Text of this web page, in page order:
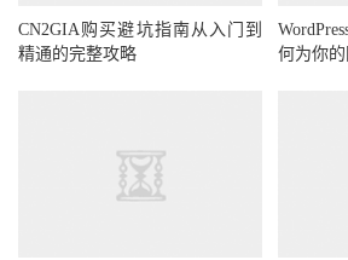
CN2GIA购买避坑指南从入门到
精通的完整攻略
何为你